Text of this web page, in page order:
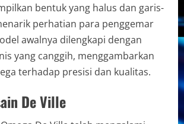
bentuk yang halus dan garis-
perhatian para penggemar
awalnya dilengkapi dengan
yang canggih, menggambarkan
terhadap presisi dan kualitas.
De Ville